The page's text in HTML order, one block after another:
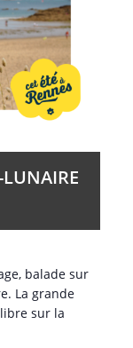
.
amis. Les
personne
balade sur
La grande
sur la